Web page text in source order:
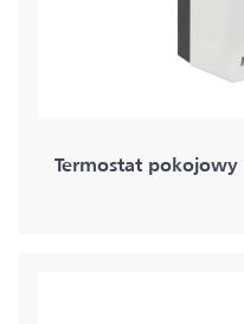
Termostat pokojowy